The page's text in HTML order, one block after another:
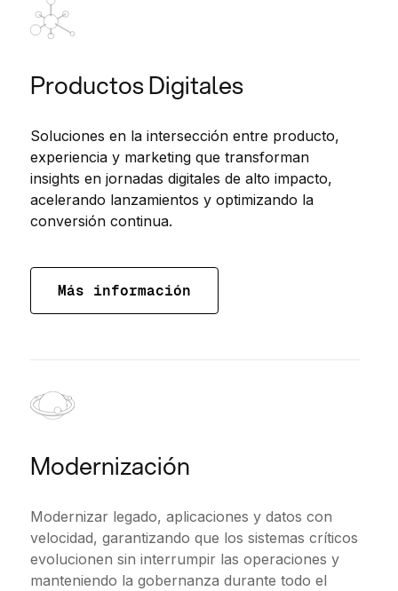
Productos Digitales
Soluciones en la intersección entre producto,
experiencia y marketing que transforman
insights en jornadas digitales de alto impacto,
acelerando lanzamientos y optimizando la
conversión continua.
Más información
Modernización
Modernizar legado, aplicaciones y datos con
velocidad, garantizando que los sistemas críticos
evolucionen sin interrumpir las operaciones y
manteniendo la gobernanza durante todo el